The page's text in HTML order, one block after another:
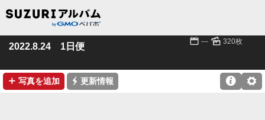
2022.8.24 1日便 📅 --- 🌄 320枚
➕ 写真を追加 ⚡ 更新情報 ⚙
